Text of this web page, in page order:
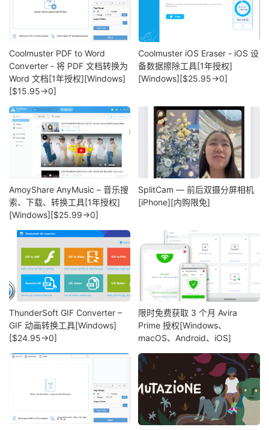
Coolmuster PDF to Word
Converter - 将 PDF 文档转换为
Word 文档[1年授权][Windows]
[$15.95→0]
Coolmuster iOS Eraser - iOS 设
备数据擦除工具[1年授权]
[Windows][$25.95→0]
AmoyShare AnyMusic – 音乐搜
索、下载、转换工具[1年授权]
[Windows][$25.99→0]
SplitCam — 前后双摄分屏相机
[iPhone][内购限免]
ThunderSoft GIF Converter –
GIF 动画转换工具[Windows]
[$24.95→0]
限时免费获取 3 个月 Avira
Prime 授权[Windows、
macOS、Android、iOS]